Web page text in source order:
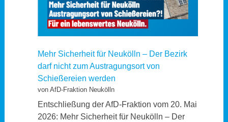
Mehr Sicherheit für Neukölln – Der Bezirk
darf nicht zum Austragungsort von
Schießereien werden
von AfD-Fraktion Neukölln
Entschließung der AfD-Fraktion vom 20. Mai
2026: Mehr Sicherheit für Neukölln – Der